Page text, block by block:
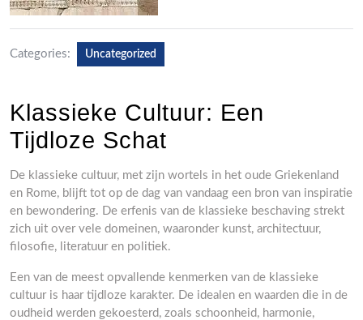
Categories: Uncategorized
Klassieke Cultuur: Een
Tijdloze Schat
De klassieke cultuur, met zijn wortels in het oude Griekenland
en Rome, blijft tot op de dag van vandaag een bron van inspiratie
en bewondering. De erfenis van de klassieke beschaving strekt
zich uit over vele domeinen, waaronder kunst, architectuur,
filosofie, literatuur en politiek.
Een van de meest opvallende kenmerken van de klassieke
cultuur is haar tijdloze karakter. De idealen en waarden die in de
oudheid werden gekoesterd, zoals schoonheid, harmonie,